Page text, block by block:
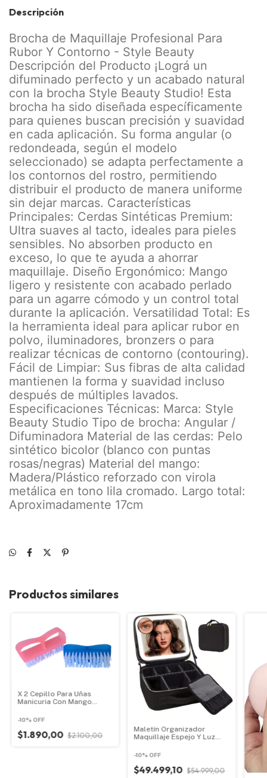
Descripción
Brocha de Maquillaje Profesional Para
Rubor Y Contorno - Style Beauty
Descripción del Producto ¡Lográ un
difuminado perfecto y un acabado natural
con la brocha Style Beauty Studio! Esta
brocha ha sido diseñada específicamente
para quienes buscan precisión y suavidad
en cada aplicación. Su forma angular (o
redondeada, según el modelo
seleccionado) se adapta perfectamente a
los contornos del rostro, permitiendo
distribuir el producto de manera uniforme
sin dejar marcas. Características
Principales: Cerdas Sintéticas Premium:
Ultra suaves al tacto, ideales para pieles
sensibles. No absorben producto en
exceso, lo que te ayuda a ahorrar
maquillaje. Diseño Ergonómico: Mango
ligero y resistente con acabado perlado
para un agarre cómodo y un control total
durante la aplicación. Versatilidad Total: Es
la herramienta ideal para aplicar rubor en
polvo, iluminadores, bronzers o para
realizar técnicas de contorno (contouring).
Fácil de Limpiar: Sus fibras de alta calidad
mantienen la forma y suavidad incluso
después de múltiples lavados.
Especificaciones Técnicas: Marca: Style
Beauty Studio Tipo de brocha: Angular /
Difuminadora Material de las cerdas: Pelo
sintético bicolor (blanco con puntas
rosas/negras) Material del mango:
Madera/Plástico reforzado con virola
metálica en tono lila cromado. Largo total:
Aproximadamente 17cm
Productos similares
X 2 Cepillo Para Uñas
Manicuria Con Mango
-10% OFF
$1.890,00 $2.100,00
Maletín Organizador
Maquillaje Espejo Y Luz
-10% OFF
$49.499,10 $54.999,00